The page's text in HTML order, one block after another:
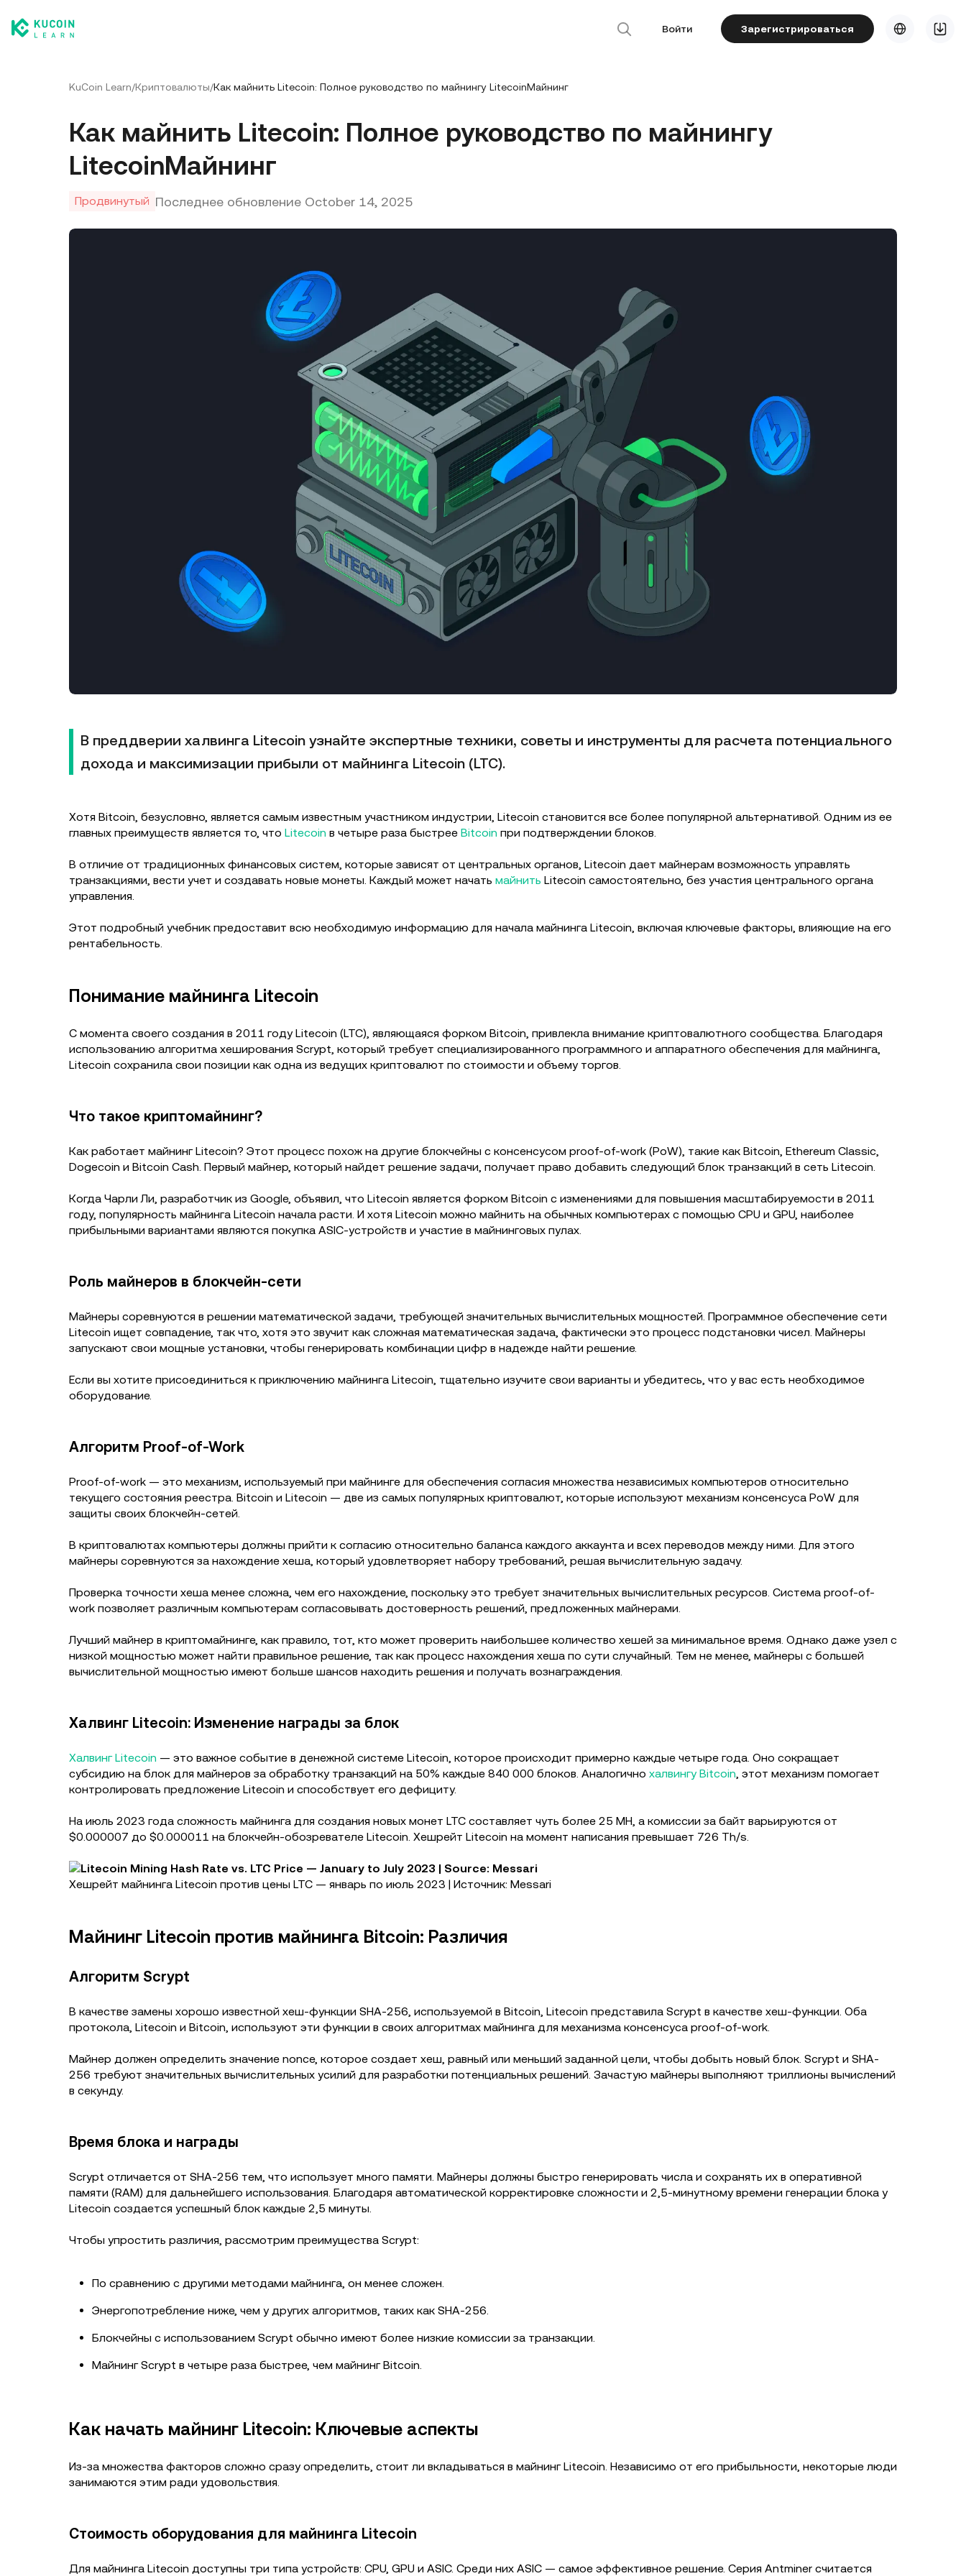
Войти Зарегистрироваться
KuCoin Learn/Криптовалюты/Как майнить Litecoin: Полное руководство по майнингу LitecoinМайнинг
Как майнить Litecoin: Полное руководство по майнингу
LitecoinМайнинг
Продвинутый Последнее обновление October 14, 2025
В преддверии халвинга Litecoin узнайте экспертные техники, советы и инструменты для расчета потенциального
дохода и максимизации прибыли от майнинга Litecoin (LTC).
Хотя Bitcoin, безусловно, является самым известным участником индустрии, Litecoin становится все более популярной альтернативой. Одним из ее
главных преимуществ является то, что Litecoin в четыре раза быстрее Bitcoin при подтверждении блоков.
В отличие от традиционных финансовых систем, которые зависят от центральных органов, Litecoin дает майнерам возможность управлять
транзакциями, вести учет и создавать новые монеты. Каждый может начать майнить Litecoin самостоятельно, без участия центрального органа
управления.
Этот подробный учебник предоставит всю необходимую информацию для начала майнинга Litecoin, включая ключевые факторы, влияющие на его
рентабельность.
Понимание майнинга Litecoin
С момента своего создания в 2011 году Litecoin (LTC), являющаяся форком Bitcoin, привлекла внимание криптовалютного сообщества. Благодаря
использованию алгоритма хеширования Scrypt, который требует специализированного программного и аппаратного обеспечения для майнинга,
Litecoin сохранила свои позиции как одна из ведущих криптовалют по стоимости и объему торгов.
Что такое криптомайнинг?
Как работает майнинг Litecoin? Этот процесс похож на другие блокчейны с консенсусом proof-of-work (PoW), такие как Bitcoin, Ethereum Classic,
Dogecoin и Bitcoin Cash. Первый майнер, который найдет решение задачи, получает право добавить следующий блок транзакций в сеть Litecoin.
Когда Чарли Ли, разработчик из Google, объявил, что Litecoin является форком Bitcoin с изменениями для повышения масштабируемости в 2011
году, популярность майнинга Litecoin начала расти. И хотя Litecoin можно майнить на обычных компьютерах с помощью CPU и GPU, наиболее
прибыльными вариантами являются покупка ASIC-устройств и участие в майнинговых пулах.
Роль майнеров в блокчейн-сети
Майнеры соревнуются в решении математической задачи, требующей значительных вычислительных мощностей. Программное обеспечение сети
Litecoin ищет совпадение, так что, хотя это звучит как сложная математическая задача, фактически это процесс подстановки чисел. Майнеры
запускают свои мощные установки, чтобы генерировать комбинации цифр в надежде найти решение.
Если вы хотите присоединиться к приключению майнинга Litecoin, тщательно изучите свои варианты и убедитесь, что у вас есть необходимое
оборудование.
Алгоритм Proof-of-Work
Proof-of-work — это механизм, используемый при майнинге для обеспечения согласия множества независимых компьютеров относительно
текущего состояния реестра. Bitcoin и Litecoin — две из самых популярных криптовалют, которые используют механизм консенсуса PoW для
защиты своих блокчейн-сетей.
В криптовалютах компьютеры должны прийти к согласию относительно баланса каждого аккаунта и всех переводов между ними. Для этого
майнеры соревнуются за нахождение хеша, который удовлетворяет набору требований, решая вычислительную задачу.
Проверка точности хеша менее сложна, чем его нахождение, поскольку это требует значительных вычислительных ресурсов. Система proof-of-
work позволяет различным компьютерам согласовывать достоверность решений, предложенных майнерами.
Лучший майнер в криптомайнинге, как правило, тот, кто может проверить наибольшее количество хешей за минимальное время. Однако даже узел с
низкой мощностью может найти правильное решение, так как процесс нахождения хеша по сути случайный. Тем не менее, майнеры с большей
вычислительной мощностью имеют больше шансов находить решения и получать вознаграждения.
Халвинг Litecoin: Изменение награды за блок
Халвинг Litecoin — это важное событие в денежной системе Litecoin, которое происходит примерно каждые четыре года. Оно сокращает
субсидию на блок для майнеров за обработку транзакций на 50% каждые 840 000 блоков. Аналогично халвингу Bitcoin, этот механизм помогает
контролировать предложение Litecoin и способствует его дефициту.
На июль 2023 года сложность майнинга для создания новых монет LTC составляет чуть более 25 MH, а комиссии за байт варьируются от
$0.000007 до $0.000011 на блокчейн-обозревателе Litecoin. Хешрейт Litecoin на момент написания превышает 726 Th/s.
Хешрейт майнинга Litecoin против цены LTC — январь по июль 2023 | Источник: Messari
Майнинг Litecoin против майнинга Bitcoin: Различия
Алгоритм Scrypt
В качестве замены хорошо известной хеш-функции SHA-256, используемой в Bitcoin, Litecoin представила Scrypt в качестве хеш-функции. Оба
протокола, Litecoin и Bitcoin, используют эти функции в своих алгоритмах майнинга для механизма консенсуса proof-of-work.
Майнер должен определить значение nonce, которое создает хеш, равный или меньший заданной цели, чтобы добыть новый блок. Scrypt и SHA-
256 требуют значительных вычислительных усилий для разработки потенциальных решений. Зачастую майнеры выполняют триллионы вычислений
в секунду.
Время блока и награды
Scrypt отличается от SHA-256 тем, что использует много памяти. Майнеры должны быстро генерировать числа и сохранять их в оперативной
памяти (RAM) для дальнейшего использования. Благодаря автоматической корректировке сложности и 2,5-минутному времени генерации блока у
Litecoin создается успешный блок каждые 2,5 минуты.
Чтобы упростить различия, рассмотрим преимущества Scrypt:
По сравнению с другими методами майнинга, он менее сложен.
Энергопотребление ниже, чем у других алгоритмов, таких как SHA-256.
Блокчейны с использованием Scrypt обычно имеют более низкие комиссии за транзакции.
Майнинг Scrypt в четыре раза быстрее, чем майнинг Bitcoin.
Как начать майнинг Litecoin: Ключевые аспекты
Из-за множества факторов сложно сразу определить, стоит ли вкладываться в майнинг Litecoin. Независимо от его прибыльности, некоторые люди
занимаются этим ради удовольствия.
Стоимость оборудования для майнинга Litecoin
Для майнинга Litecoin доступны три типа устройств: CPU, GPU и ASIC. Среди них ASIC — самое эффективное решение. Серия Antminer считается